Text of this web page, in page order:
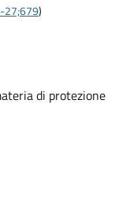
27;679)
di protezione